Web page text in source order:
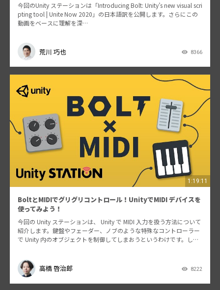
今回のUnity ステーションは「Introducing Bolt: Unity’s new visual scri
pting tool | Unite Now 2020」の日本語訳を公開します。さらにこの
動画をベースに理解を深…
荒川 巧也 8366
1:19:11
BoltとMIDIでグリグリコントロール！UnityでMIDI デバイスを
使ってみよう！
今回の Unity ステーションは、 Unity で MIDI 入力を扱う方法について
紹介します。鍵盤やフェーダー、ノブのような特殊なコントローラー
で Unity 内のオブジェクトを制御してしまおうというわけです。しか
高橋 啓治郎 8222